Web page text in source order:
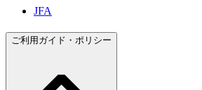
JFA
ご利用ガイド・ポリシー